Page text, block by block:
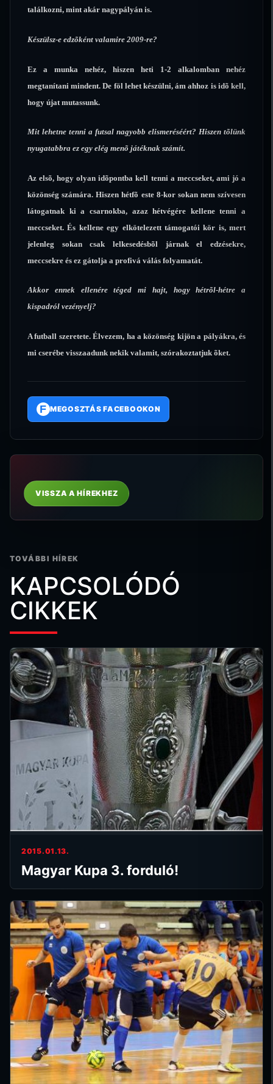
találkozni, mint akár nagypályán is.
Készülsz-e edzõként valamire 2009-re?
Ez a munka nehéz, hiszen heti 1-2 alkalomban nehéz
megtanítani mindent. De föl lehet készülni, ám ahhoz is idõ kell,
hogy újat mutassunk.
Mit lehetne tenni a futsal nagyobb elismeréséért? Hiszen tõlünk
nyugatabbra ez egy elég menõ játéknak számít.
Az elsõ, hogy olyan idõpontba kell tenni a meccseket, ami jó a
közönség számára. Hiszen hétfõ este 8-kor sokan nem szívesen
látogatnak ki a csarnokba, azaz hétvégére kellene tenni a
meccseket. És kellene egy elkötelezett támogatói kör is, mert
jelenleg sokan csak lelkesedésbõl járnak el edzésekre,
meccsekre és ez gátolja a profivá válás folyamatát.
Akkor ennek ellenére téged mi hajt, hogy hétrõl-hétre a
kispadról vezényelj?
A futball szeretete. Élvezem, ha a közönség kijön a pályákra, és
mi cserébe visszaadunk nekik valamit, szórakoztatjuk õket.
F MEGOSZTÁS FACEBOOKON
VISSZA A HÍREKHEZ
TOVÁBBI HÍREK
KAPCSOLÓDÓ
CIKKEK
2015.01.13.
Magyar Kupa 3. forduló!